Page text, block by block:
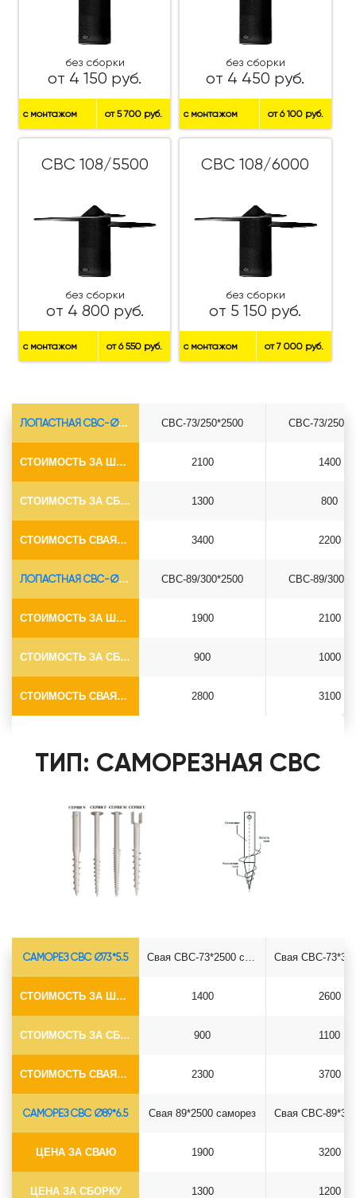
без сборки
от 4 150 руб.
с монтажом от 5 700 руб.
без сборки
от 4 450 руб.
с монтажом от 6 100 руб.
СВС 108/5500
без сборки
от 4 800 руб.
с монтажом от 6 550 руб.
СВС 108/6000
без сборки
от 5 150 руб.
с монтажом от 7 000 руб.
ЛОПАСТНАЯ СВС-Ø73*5.5
СТОИМОСТЬ ЗА ШТУКУ
СТОИМОСТЬ ЗА СБОРКУ
СТОИМОСТЬ СВАЯ+СБОРКА (БЕЗ ОГОЛОВКА)
СВС-73/250*2500
2100
1300
3400
СВС-73/
1400
800
2200
ЛОПАСТНАЯ СВС-Ø89*6.5
СТОИМОСТЬ ЗА ШТУКУ
СТОИМОСТЬ ЗА СБОРКУ
СТОИМОСТЬ СВАЯ+СБОРКА (БЕЗ ОГОЛОВКА)
СВС-89/300*2500
1900
900
2800
СВС-89/
2100
1000
3100
ТИП: САМОРЕЗНАЯ СВС
САМОРЕЗ СВС Ø73*5.5
СТОИМОСТЬ ЗА ШТУКУ
СТОИМОСТЬ ЗА СБОРКУ
СТОИМОСТЬ СВАЯ+СБОРКА (БЕЗ ОГОЛОВКА)
1400
900
2300
2600
1100
3700
САМОРЕЗ СВС Ø89*6.5
ЦЕНА ЗА СВАЮ
ЦЕНА ЗА СБОРКУ
Свая 89*2500 саморез
1900
1300
3200
1200